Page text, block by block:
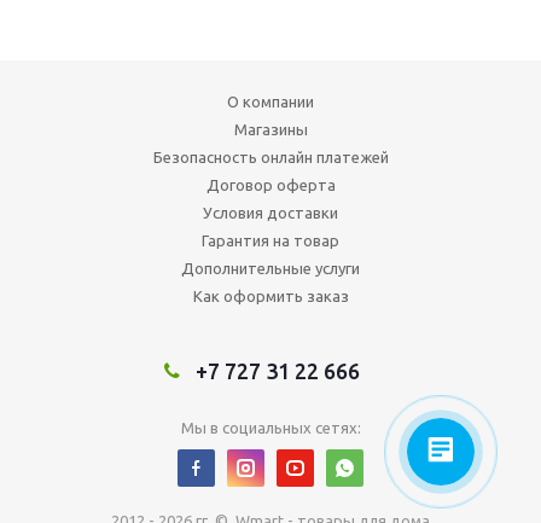
О компании
Магазины
Безопасность онлайн платежей
Договор оферта
Условия доставки
Гарантия на товар
Дополнительные услуги
Как оформить заказ
+7 727 31 22 666
Мы в социальных сетях: